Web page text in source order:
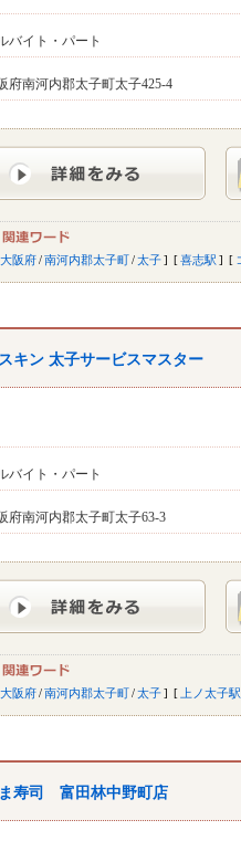
バイト・パート
府南河内郡太子町太子425-4
大阪府/南河内郡太子町/太子 喜志駅
キン 太子サービスマスター
バイト・パート
府南河内郡太子町太子63-3
大阪府/南河内郡太子町/太子 上ノ太子駅
寿司 富田林中野町店